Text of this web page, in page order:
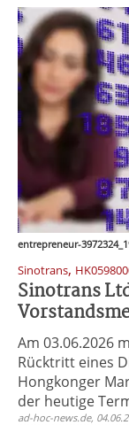
entrepreneur-
Sinotrans,
Sinotrans
Am 03.06.2026
Rücktritt eines
Hongkonger
der heutige
ad-hoc-news.de,